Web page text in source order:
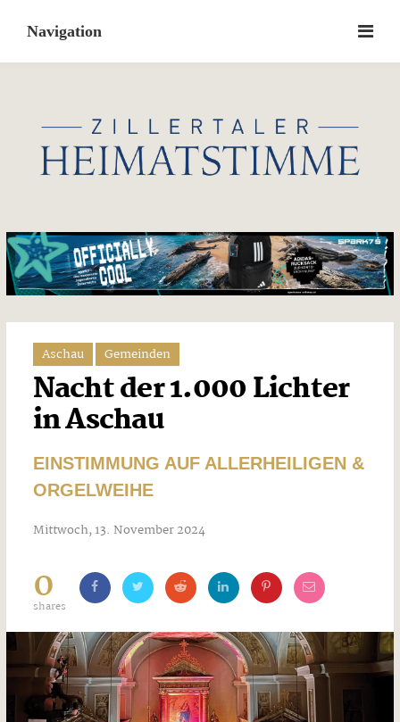
content
Aschau Gemeinden
Nacht der 1.000 Lichter
in Aschau
EINSTIMMUNG AUF ALLERHEILIGEN &
ORGELWEIHE
Mittwoch, 13. November 2024
0
shares